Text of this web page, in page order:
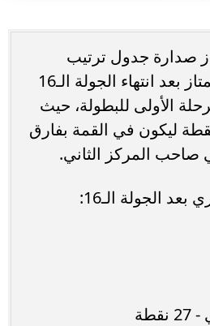
صدارة جدول ترتيب
الدوري المصري الممتاز بعد انتهاء الجولة الـ16
الأولى للبطولة، حيث
رصيده إلى 39 نقطة ليكون في القمة بفارق
صاحب المركز الثاني.
الجولة الـ16: